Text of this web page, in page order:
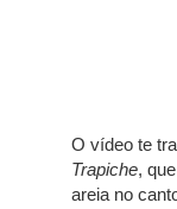
O vídeo te
Trapiche,
areia no